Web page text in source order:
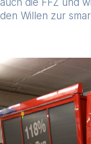
den Willen zur